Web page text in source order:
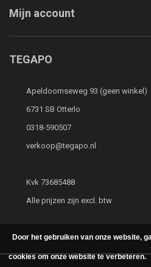
Mijn account
TEGAPO
Apeldoornseweg 93 (geen winkel)
6731 SB Otterlo
0318-590507
verkoop@tegapo.nl
Kvk 73685488
Alle prijzen zijn excl. btw
Door het gebruiken van onze website,
cookies om onze website te verbeteren.